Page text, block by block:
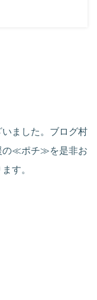
ました。ブログ村
の≪ポチ≫を是非お
す。